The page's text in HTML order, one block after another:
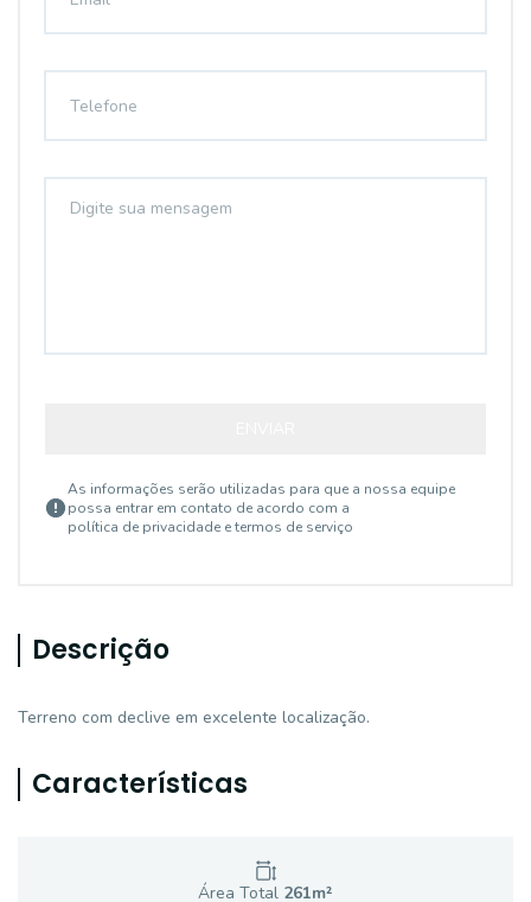
As informações serão utilizadas para que a nossa equipe
possa entrar em contato de acordo com a
política de privacidade e termos de serviço
Descrição
Terreno com declive em excelente localização.
Características
Área Total 261m²